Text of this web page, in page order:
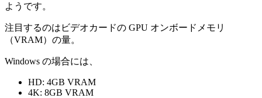
ようです。
注目するのはビデオカードの GPU オンボードメモリ
（VRAM）の量。
Windows の場合には、
HD: 4GB VRAM
4K: 8GB VRAM